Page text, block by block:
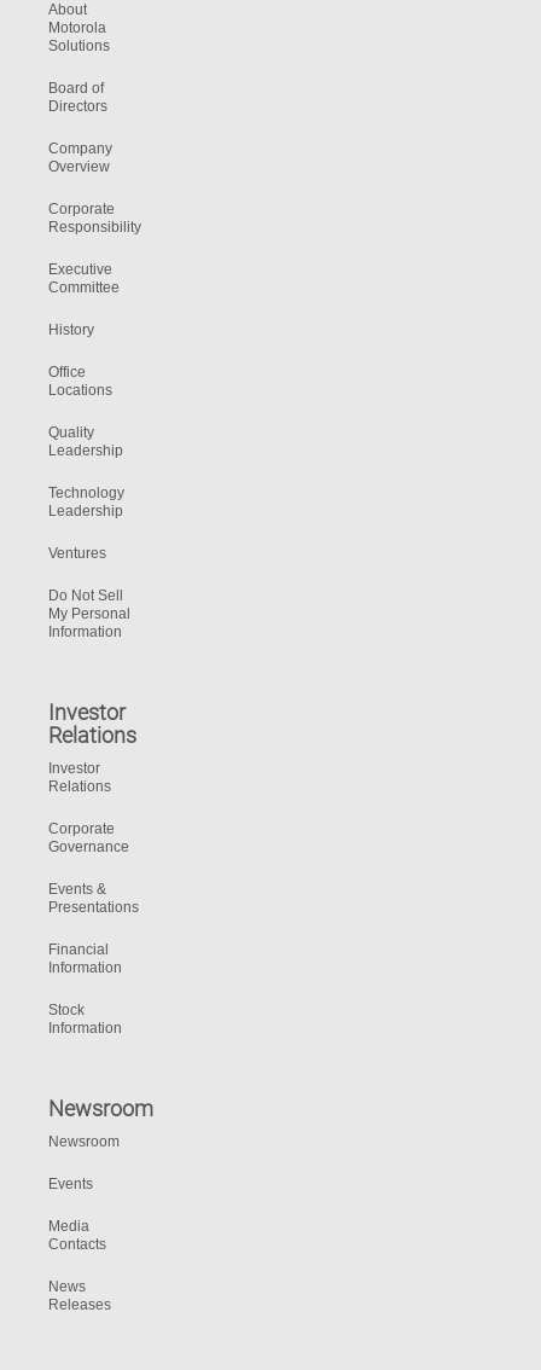
About
Motorola
Solutions
Board of
Directors
Company
Overview
Corporate
Responsibility
Executive
Committee
History
Office
Locations
Quality
Leadership
Technology
Leadership
Ventures
Do Not Sell
My Personal
Information
Investor
Relations
Investor
Relations
Corporate
Governance
Events &
Presentations
Financial
Information
Stock
Information
Newsroom
Newsroom
Events
Media
Contacts
News
Releases